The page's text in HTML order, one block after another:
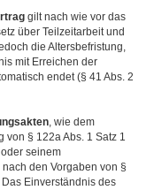
gilt nach wie vor das
über Teilzeitarbeit und
die Altersbefristung,
mit Erreichen der
endet (§ 41 Abs. 2
, wie dem
von § 122a Abs. 1 Satz 1
seinem
den Vorgaben von §
Einverständnis des